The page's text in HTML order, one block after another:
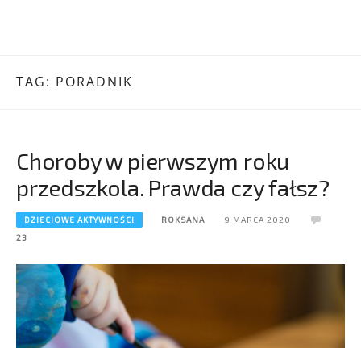
TAG: PORADNIK
Choroby w pierwszym roku
przedszkola. Prawda czy fałsz?
DZIECIOWE AKTYWNOŚCI ROKSANA
9 MARCA 2020
23